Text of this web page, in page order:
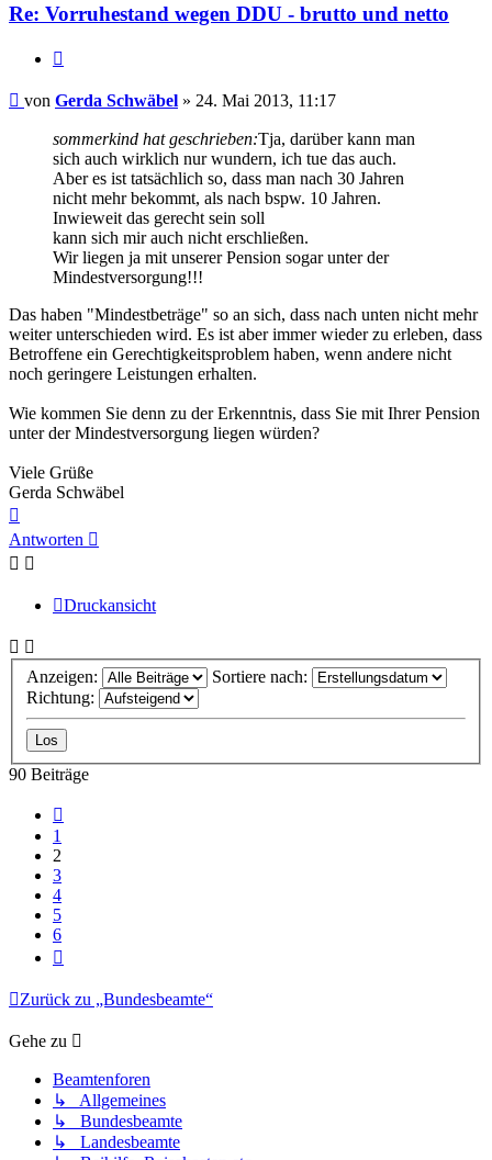
Re: Vorruhestand wegen DDU - brutto und netto
Beitrag
von Gerda Schwäbel » 24. Mai 2013, 11:17
sommerkind hat geschrieben:Tja, darüber kann man
sich auch wirklich nur wundern, ich tue das auch.
Aber es ist tatsächlich so, dass man nach 30 Jahren
nicht mehr bekommt, als nach bspw. 10 Jahren.
Inwieweit das gerecht sein soll
kann sich mir auch nicht erschließen.
Wir liegen ja mit unserer Pension sogar unter der
Mindestversorgung!!!
Das haben "Mindestbeträge" so an sich, dass nach unten nicht mehr
weiter unterschieden wird. Es ist aber immer wieder zu erleben, dass
Betroffene ein Gerechtigkeitsproblem haben, wenn andere nicht
noch geringere Leistungen erhalten.
Wie kommen Sie denn zu der Erkenntnis, dass Sie mit Ihrer Pension
unter der Mindestversorgung liegen würden?
Viele Grüße
Gerda Schwäbel
oben
Antworten
Druckansicht
Anzeigen:
Sortiere nach:
Richtung:
90 Beiträge
1
2
3
4
5
6
Zurück zu „Bundesbeamte“
Gehe zu
Beamtenforen
↳ Allgemeines
↳ Bundesbeamte
↳ Landesbeamte